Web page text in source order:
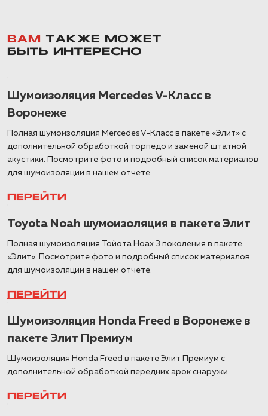
ВАМ
ТАКЖЕ МОЖЕТ
БЫТЬ ИНТЕРЕСНО
Шумоизоляция Mercedes V-Класс в
Воронеже
Полная шумоизоляция Mercedes V-Класс в пакете «Элит» с
дополнительной обработкой торпедо и заменой штатной
акустики. Посмотрите фото и подробный список материалов
для шумоизоляции в нашем отчете.
ПЕРЕЙТИ
Toyota Noah шумоизоляция в пакете Элит
Полная шумоизоляция Тойота Ноах 3 поколения в пакете
«Элит». Посмотрите фото и подробный список материалов
для шумоизоляции в нашем отчете.
ПЕРЕЙТИ
Шумоизоляция Honda Freed в Воронеже в
пакете Элит Премиум
Шумоизоляция Honda Freed в пакете Элит Премиум с
дополнительной обработкой передних арок снаружи.
ПЕРЕЙТИ